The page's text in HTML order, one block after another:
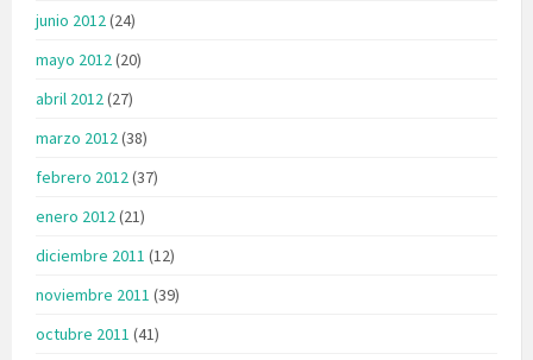
junio 2012(24)
mayo 2012(20)
abril 2012(27)
marzo 2012(38)
febrero 2012(37)
enero 2012(21)
diciembre 2011 (12)
noviembre 2011 (39)
octubre 2011 (41)